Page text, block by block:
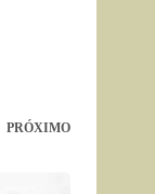
PRÓXIMO